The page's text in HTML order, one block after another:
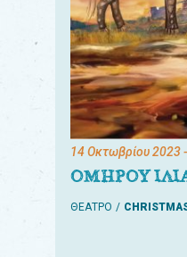
14 Οκτωβρίου 2023
ΟΜΗΡΟΥ
ΘΕΑΤΡΟ